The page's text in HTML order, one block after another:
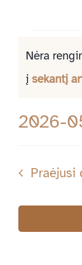
for
05-
26
Notice
Nėra
į sekantį
2026-
datą
Praėjusi